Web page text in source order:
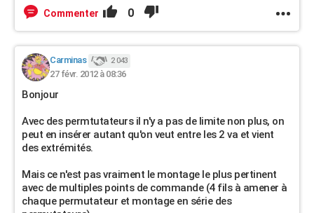
Commenter 0
Carminas 2 043
27 févr. 2012 à 08:36
Bonjour
Avec des permtutateurs il n'y a pas de limite non plus, on
peut en insérer autant qu'on veut entre les 2 va et vient
des extrémités.
Mais ce n'est pas vraiment le montage le plus pertinent
avec de multiples points de commande (4 fils à amener à
chaque permutateur et montage en série des